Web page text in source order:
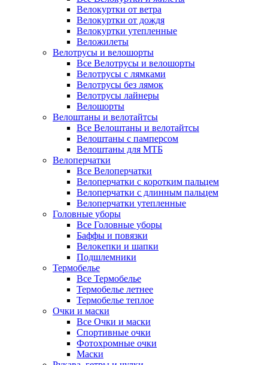
Велокуртки от ветра
Велокуртки от дождя
Велокуртки утепленные
Веложилеты
Велотрусы и велошорты
Все Велотрусы и велошорты
Велотрусы с лямками
Велотрусы без лямок
Велотрусы лайнеры
Велошорты
Велоштаны и велотайтсы
Все Велоштаны и велотайтсы
Велоштаны с памперсом
Велоштаны для МТБ
Велоперчатки
Все Велоперчатки
Велоперчатки с коротким пальцем
Велоперчатки с длинным пальцем
Велоперчатки утепленные
Головные уборы
Все Головные уборы
Баффы и повязки
Велокепки и шапки
Подшлемники
Термобелье
Все Термобелье
Термобелье летнее
Термобелье теплое
Очки и маски
Все Очки и маски
Спортивные очки
Фотохромные очки
Маски